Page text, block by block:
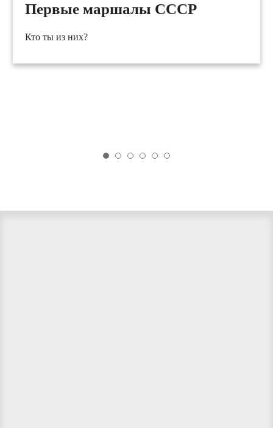
Первые маршалы СССР
Кто ты из них?